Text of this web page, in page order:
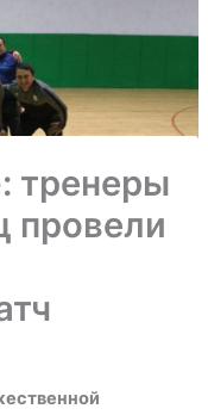
тренеры
провели